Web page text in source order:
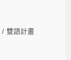
/ 雙語計畫